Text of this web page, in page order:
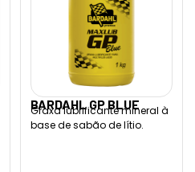
BARDAHL GP BLUE
Graxa lubrificante mineral à
base de sabão de lítio.